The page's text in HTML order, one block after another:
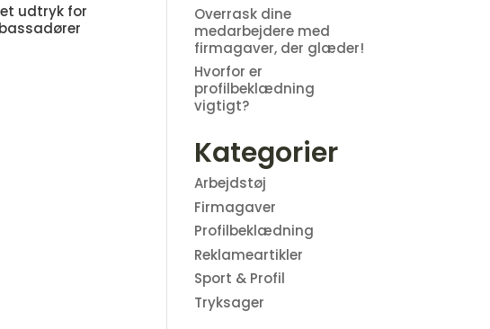
et udtryk for
Overrask dine
medarbejdere med
firmagaver, der glæder!
Hvorfor er
profilbeklædning
vigtigt?
Kategorier
Arbejdstøj
Firmagaver
Profilbeklædning
Reklameartikler
Sport & Profil
Tryksager